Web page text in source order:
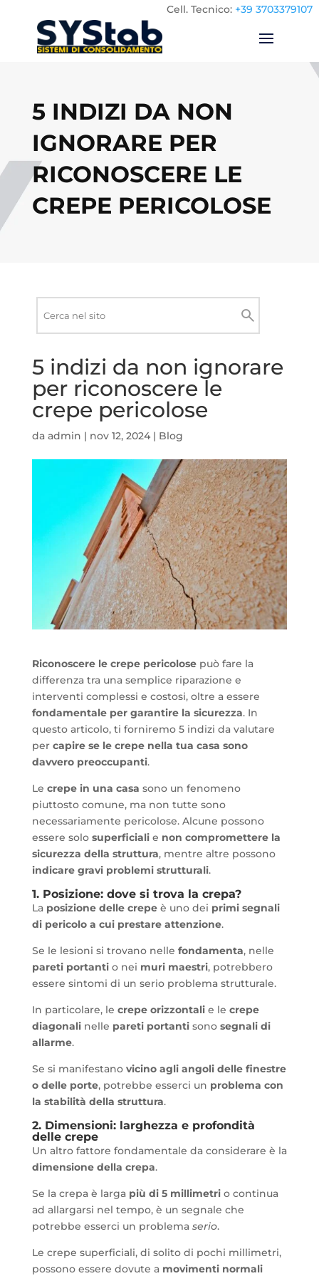
Cell. Tecnico: +39 3703379107
5 INDIZI DA NON
IGNORARE PER
RICONOSCERE LE
CREPE PERICOLOSE
sito
Cerca
5 indizi da non ignorare
per riconoscere le
crepe pericolose
da admin | nov 12, 2024| Blog
Riconoscere le crepe pericolosepuò fare la
differenza tra una semplice riparazione e
interventi complessi e costosi, oltre a essere
fondamentale per garantire la sicurezza. In
questo articolo, ti forniremo 5 indizi da valutare
per capire se le crepe nella tua casa sono
davvero preoccupanti.
Le crepe in una casa sono un fenomeno
piuttosto comune, ma non tutte sono
necessariamente pericolose. Alcune possono
essere solo superficialie non compromettere la
sicurezza della struttura, mentre altre possono
indicare gravi problemi strutturali.
1. Posizione: dove si trova la crepa?
La posizione delle crepeè uno dei primi segnali
di pericolo a cui prestare attenzione.
Se le lesioni si trovano nelle fondamenta, nelle
pareti portantio nei muri maestri, potrebbero
essere sintomi di un serio problema strutturale.
In particolare, le crepe orizzontalie le crepe
diagonalinelle pareti portanti sono segnali di
allarme.
Se si manifestanovicino agli angoli delle finestre
o delle porte, potrebbe esserci un problema con
la stabilità della struttura.
2. Dimensioni: larghezza e profondità
delle crepe
Un altro fattore fondamentale da considerare è la
dimensione della crepa.
Se la crepa è larga più di 5 millimetri o continua
ad allargarsi nel tempo, è un segnale che
potrebbe esserci un problema serio.
Le crepe superficiali, di solito di pochi millimetri,
possono essere dovute a movimenti normali